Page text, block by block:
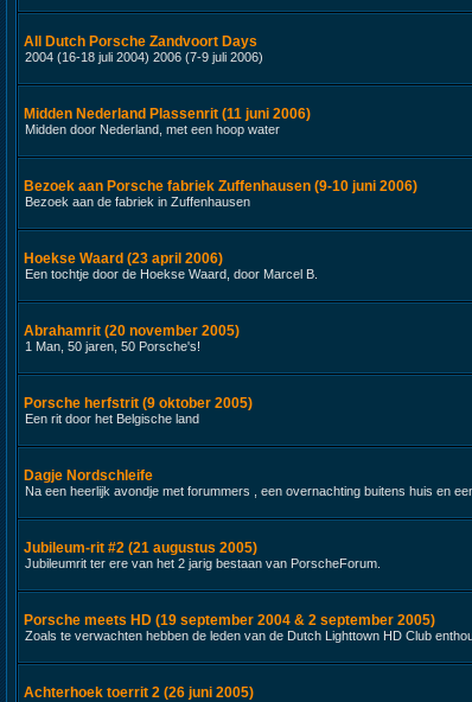
All Dutch Porsche Zandvoort Days
2004 (16-18 juli 2004) 2006 (7-9 juli 2006)
Midden Nederland Plassenrit (11 juni 2006)
Midden door Nederland, met een hoop water
Bezoek aan Porsche fabriek Zuffenhausen (9-10 juni 2006)
Bezoek aan de fabriek in Zuffenhausen
Hoekse Waard (23 april 2006)
Een tochtje door de Hoekse Waard, door Marcel B.
Abrahamrit (20 november 2005)
1 Man, 50 jaren, 50 Porsche's!
Porsche herfstrit (9 oktober 2005)
Een rit door het Belgische land
Dagje Nordschleife
Na een heerlijk avondje met forummers , een overnachting buitens huis en
Jubileum-rit #2 (21 augustus 2005)
Jubileumrit ter ere van het 2 jarig bestaan van PorscheForum.
Porsche meets HD (19 september 2004 & 2 september 2005)
Zoals te verwachten hebben de leden van de Dutch Lighttown HD Club
Achterhoek toerrit 2 (26 juni 2005)